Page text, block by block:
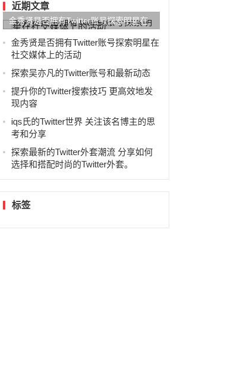
近期文章
金秀贤是否拥有Twitter账号探索明星在
社交媒体上的活动
金秀贤是否拥有Twitter账号探索明星在
社交媒体上的活动
探索吴亦凡的Twitter账号和最新动态
提升你的Twitter搜索技巧 更高效地发
现内容
iqs氏的Twitter世界 关注该名博主的思
考和分享
探索最新的Twitter外套潮流 分享如何
选择和搭配时尚的Twitter外套。
标签